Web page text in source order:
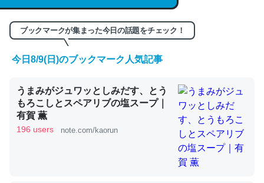
─GPTの仕組みと限界についての考察（１） - conceptualization
くらい。小説でいう「ずっと前の伏線」は回収されないけ
ど、短期記憶というには多い分量。進化すればするほど分
かりやすく強くなりそう
─GPTの仕組みと限界についての考察（１） - conceptualization
ブックマークが集まった今日の話題をチェック！
今日8/9(日)のブックマーク人気記事
うまみがジュワッとしみだす、とう
もろこしとスペアリブの塩スープ｜
有賀 薫
196 users note.com/kaorun